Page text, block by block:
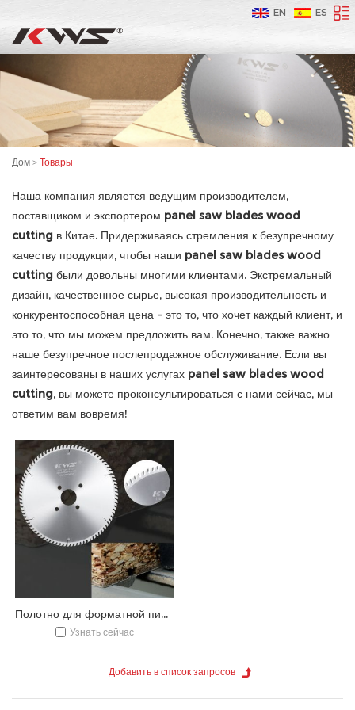
EN ES
Дом > Товары
Наша компания является ведущим производителем,
поставщиком и экспортером panel saw blades wood
cutting в Китае. Придерживаясь стремления к безупречному
качеству продукции, чтобы наши panel saw blades wood
cutting были довольны многими клиентами. Экстремальный
дизайн, качественное сырье, высокая производительность и
конкурентоспособная цена - это то, что хочет каждый клиент, и
это то, что мы можем предложить вам. Конечно, также важно
наше безупречное послепродажное обслуживание. Если вы
заинтересованы в наших услугах panel saw blades wood
cutting, вы можете проконсультироваться с нами сейчас, мы
ответим вам вовремя!
Полотно для форматной пилы TCT
Узнать сейчас